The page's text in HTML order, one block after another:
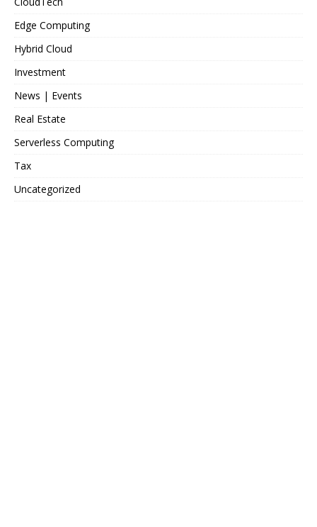
Edge Computing
Hybrid Cloud
Investment
News | Events
Real Estate
Serverless Computing
Tax
Uncategorized